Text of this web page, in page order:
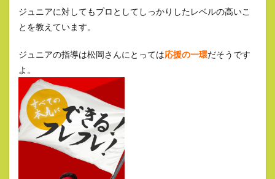
ジュニアに対してもプロとしてしっかりしたレベルの高いこ
とを教えています。
ジュニアの指導は松岡さんにとっては応援の一環だそうです
よ。